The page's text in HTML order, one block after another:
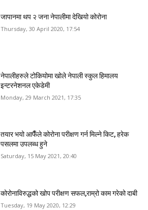
जापानमा थप २ जना नेपालीमा देखियो कोरोना
Thursday, 30 April 2020, 17:54
नेपालीहरुले टोकियोमा खोले नेपाली स्कुल हिमालय
इन्टरनेशनल एकेडेमी
Monday, 29 March 2021, 17:35
तयार भयो आफैँले कोरोना परीक्षण गर्न मिल्ने किट, हरेक
पसलमा उपलब्ध हुने
Saturday, 15 May 2021, 20:40
कोरोनाविरुद्धको खोप परीक्षण सफल,राम्रो काम गरेको दाबी
Tuesday, 19 May 2020, 12:29